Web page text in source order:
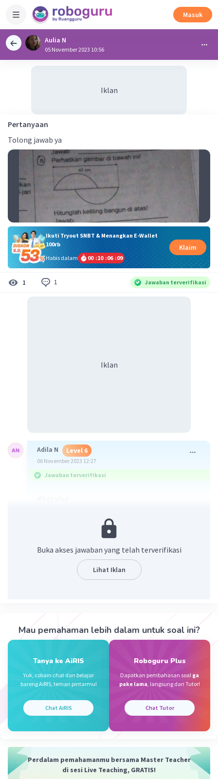
Masuk
Aulia N
05 November 2023 10:56
Iklan
Pertanyaan
Tolong jawab ya
Ikuti Tryout SNBT & Menangkan E-Wallet
100rb
Habis dalam
00 :10 :06 :08
Klaim
1 1 Jawaban terverifikasi
Iklan
Adila N Level 6
06 November 2023 12:27
Jawaban terverifikasi
ditanya : keliling bangun!
keliling lingkaran = phi x d = 3,14 x 30cm = 94,2cm
keliling total = keliling lingkaran + 2 x r =
94,2cm+15x2= 94,2cm+30cm= 124,2 cm
Beri Rating·0.0(0 Balas
06 November 2023 21:32
terimakasih 🙏🙏
Buka akses jawaban yang telah terverifikasi
Lihat Iklan
Mau pemahaman lebih dalam untuk soal ini?
Tanya ke AiRIS
Yuk, cobain chat dan belajar
bareng AiRIS, teman pintarmu!
Chat AiRIS
Roboguru Plus
Dapatkan pembahasan soal ga
pake lama, langsung dari Tutor!
Chat Tutor
Perdalam pemahamanmu bersama Master Teacher
di sesi Live Teaching, GRATIS!